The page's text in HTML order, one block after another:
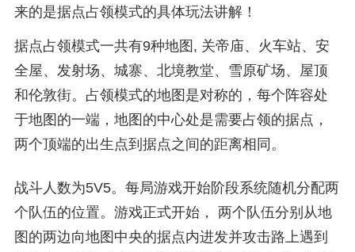
来的是据点占领模式的具体玩法讲解！
据点占领模式一共有9种地图, 关帝庙、火车站、安
全屋、发射场、城寨、北境教堂、雪原矿场、屋顶
和伦敦街。占领模式的地图是对称的，每个阵容处
于地图的一端，地图的中心处是需要占领的据点，
两个顶端的出生点到据点之间的距离相同。
战斗人数为5V5。每局游戏开始阶段系统随机分配两
个队伍的位置。游戏正式开始， 两个队伍分别从地
图的两边向地图中央的据点内进发并攻击路上遇到